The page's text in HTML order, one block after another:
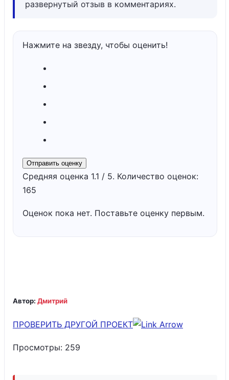
развернутый отзыв в комментариях.
Нажмите на звезду, чтобы оценить!
Отправить оценку
Средняя оценка 1.1 / 5. Количество оценок:
165
Оценок пока нет. Поставьте оценку первым.
Автор: Дмитрий
ПРОВЕРИТЬ ДРУГОЙ ПРОЕКТ
Просмотры: 259